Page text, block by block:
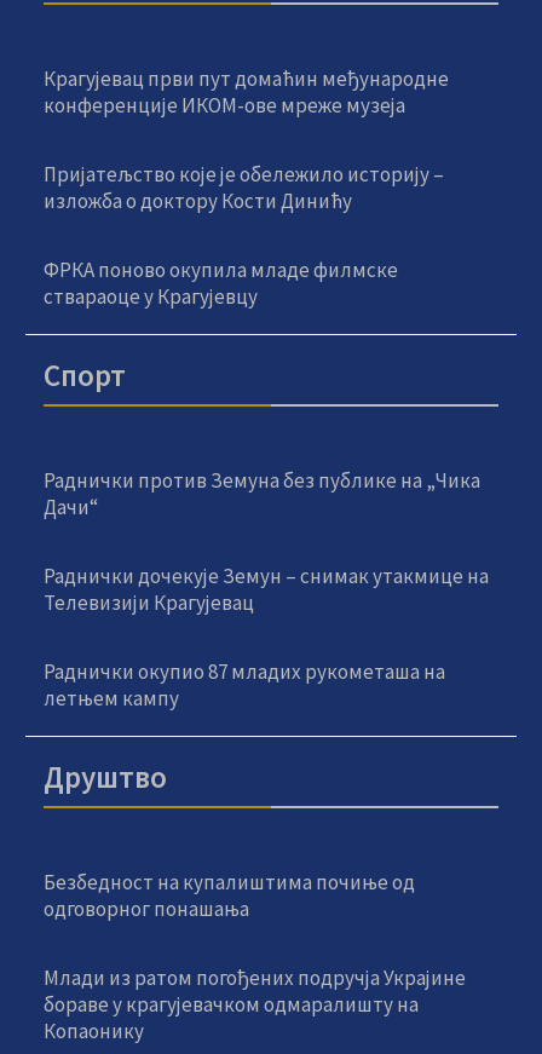
Крагујевац први пут домаћин међународне
конференције ИКОМ-ове мреже музеја
Пријатељство које је обележило историју –
изложба о доктору Кости Динићу
ФРКА поново окупила младе филмске
ствараоце у Крагујевцу
Спорт
Раднички против Земуна без публике на „Чика
Дачи“
Раднички дочекује Земун – снимак утакмице на
Телевизији Крагујевац
Раднички окупио 87 младих рукометаша на
летњем кампу
Друштво
Безбедност на купалиштима почиње од
одговорног понашања
Млади из ратом погођених подручја Украјине
бораве у крагујевачком одмаралишту на
Копаонику